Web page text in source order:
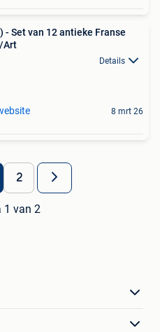
- Set van 12 antieke Franse
Art
Details
8 mrt 26
2
1 van 2